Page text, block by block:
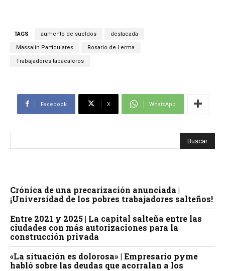
TAGS aumento de sueldos destacada
Massalin Particulares Rosario de Lerma
Trabajadores tabacaleros
Facebook X WhatsApp
Crónica de una precarización anunciada |
¡Universidad de los pobres trabajadores salteños!
Entre 2021 y 2025 | La capital salteña entre las
ciudades con más autorizaciones para la
construcción privada
«La situación es dolorosa» | Empresario pyme
habló sobre las deudas que acorralan a los